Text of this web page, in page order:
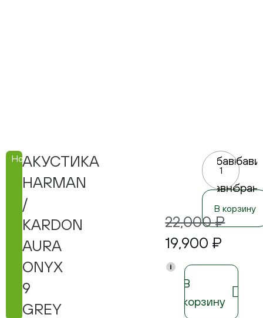
Новинка
АКУСТИКА
HARMAN
/
KARDON
AURA
ONYX
9
GREY
22,000₽
19,900 ₽
i
В
корзину
В корзину
Добавить
в
сравнение
в